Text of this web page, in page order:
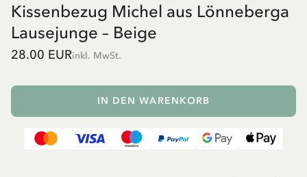
Kissenbezug Michel aus Lönneberga
Lausejunge – Beige
28.00 EURinkl. MwSt.
IN DEN WARENKORB